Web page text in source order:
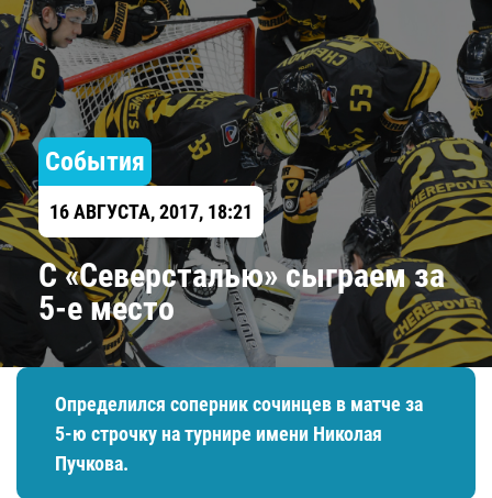
События
16 АВГУСТА, 2017, 18:21
С «Северсталью» сыграем за
5-е место
Определился соперник сочинцев в матче за
5-ю строчку на турнире имени Николая
Пучкова.